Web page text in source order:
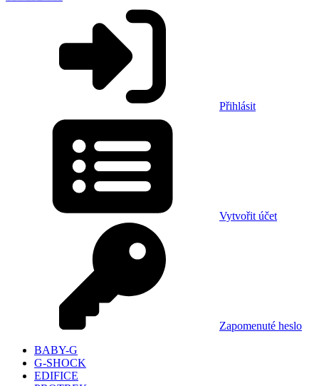
Přihlásit
Vytvořit účet
Zapomenuté heslo
BABY-G
G-SHOCK
EDIFICE